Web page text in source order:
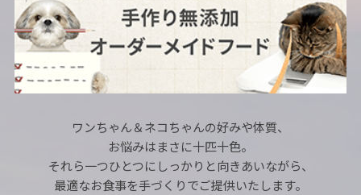
ワンちゃん＆ネコちゃんの好みや体質、
お悩みはまさに十匹十色。
それら一つひとつにしっかりと向きあいながら、
最適なお食事を手づくりでご提供いたします。